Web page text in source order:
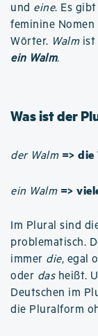
und eine. Es
feminine Nomen
Wörter. Walmist
ein Walm.
Was ist der
der Walm => die
ein Walm =>
Im Plural sind
problematisch.
immer die, egal
oder dasheißt.
Deutschen im
die Pluralform